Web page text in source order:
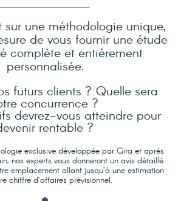
sur une méthodologie unique,
de vous fournir une étude
complète et entièrement
personnalisée.
futurs clients ? Quelle sera
concurrence ?
devrez-vous atteindre pour
rentable ?
exclusive développée par Gira et après
nos experts vous donneront un avis détaillé
emplacement allant jusqu’à une estimation
chiffre d’affaires prévisionnel.